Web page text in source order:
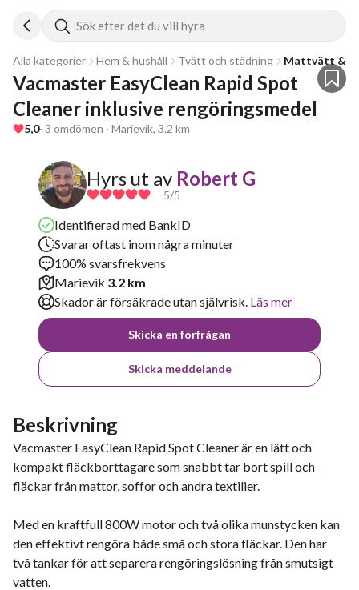
Sök efter det du vill hyra
Alla kategorier Hem & hushåll Tvätt och städning Mattvätt &
Vacmaster EasyClean Rapid Spot
Cleaner inklusive rengöringsmedel
5,0· 3 omdömen · Marievik, 3.2 km
Hyrs ut av Robert G
5/5
Identifierad med BankID
Svarar oftast inom några minuter
100% svarsfrekvens
Marievik 3.2 km
Skador är försäkrade utan självrisk. Läs mer
Skicka en förfrågan
Skicka meddelande
Beskrivning
Vacmaster EasyClean Rapid Spot Cleaner är en lätt och
kompakt fläckborttagare som snabbt tar bort spill och
fläckar från mattor, soffor och andra textilier.
Med en kraftfull 800W motor och två olika munstycken kan
den effektivt rengöra både små och stora fläckar. Den har
två tankar för att separera rengöringslösning från smutsigt
vatten.